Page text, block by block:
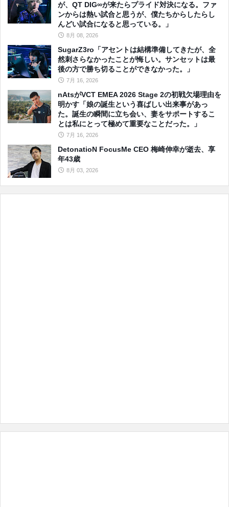
が、QT DIG∞が来たらプライド対決になる。ファ
ンからは熱い試合と思うが、僕たちからしたらし
んどい試合になると思っている。」
8月 08, 2026
SugarZ3ro「アセントは結構準備してきたが、全
然刺さらなかったことが悔しい。サンセットは最
後の方で勝ち切ることができなかった。」
7月 16, 2026
nAtsがVCT EMEA 2026 Stage 2の初戦欠場理由を
明かす「娘の誕生という喜ばしい出来事があっ
た。誕生の瞬間に立ち会い、妻をサポートするこ
とは私にとって極めて重要なことだった。」
7月 16, 2026
DetonatioN FocusMe CEO 梅崎伸幸が逝去、享
年43歳
8月 03, 2026